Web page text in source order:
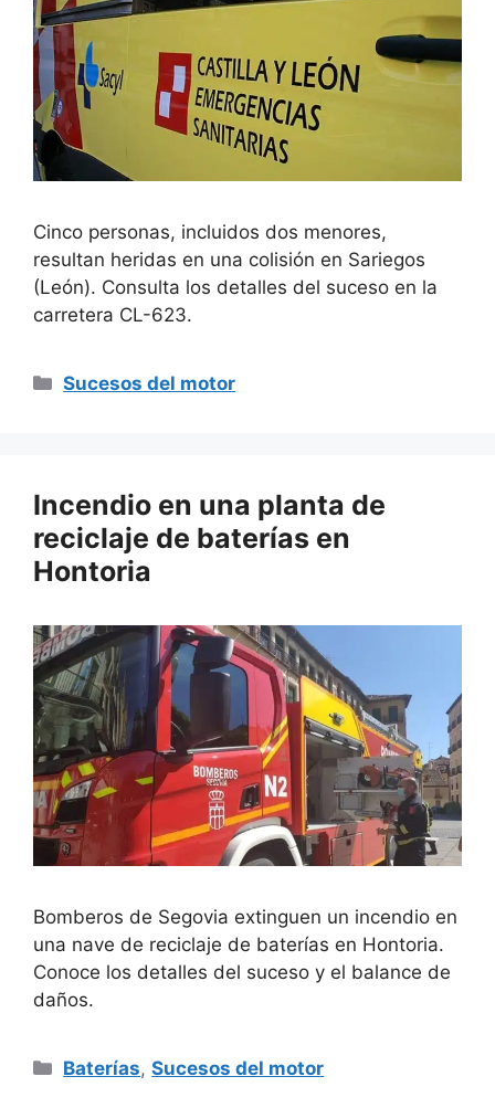
Cinco personas, incluidos dos menores,
resultan heridas en una colisión en Sariegos
(León). Consulta los detalles del suceso en la
carretera CL-623.
Categorías
Sucesos del motor
Incendio en una planta de
reciclaje de baterías en
Hontoria
Bomberos de Segovia extinguen un incendio en
una nave de reciclaje de baterías en Hontoria.
Conoce los detalles del suceso y el balance de
daños.
Categorías
Baterías,Sucesos del motor